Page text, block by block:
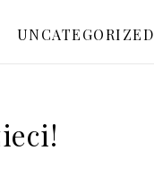
UNCATEGORIZED